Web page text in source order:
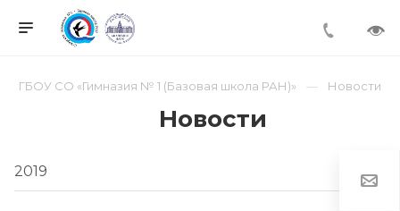
ГБОУ СО «Гимназия № 1 (Базовая школа РАН)» Новости
Новости